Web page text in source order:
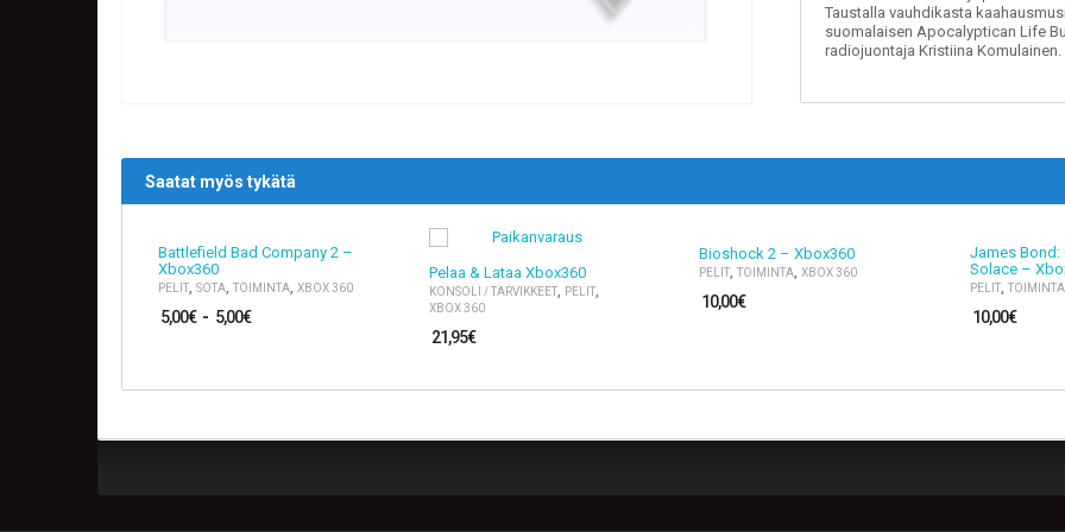
Taustalla vauhdikasta
suomalaisen Apocalyptican Life
radiojuontaja Kristiina Komulainen.
Saatat myös tykätä
Battlefield Bad Company 2 –
Xbox360
PELIT, SOTA, TOIMINTA, XBOX 360
5,00€ - 5,00€
Pelaa & Lataa Xbox360
KONSOLI / TARVIKKEET, PELIT,
XBOX 360
21,95€
Bioshock 2 – Xbox360
PELIT,TOIMINTA,XBOX 360
10,00€
James Bond:
Solace –
PELIT, TOIMINTA
10,00€